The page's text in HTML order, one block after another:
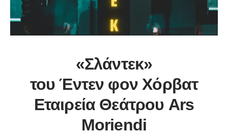
«Σλάντεκ»
του Έντεν φον Χόρβατ
Εταιρεία Θεάτρου Ars
Moriendi